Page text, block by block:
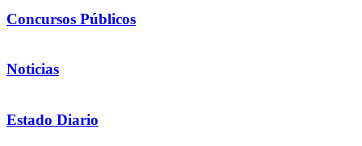
Concursos Públicos
Noticias
Estado Diario